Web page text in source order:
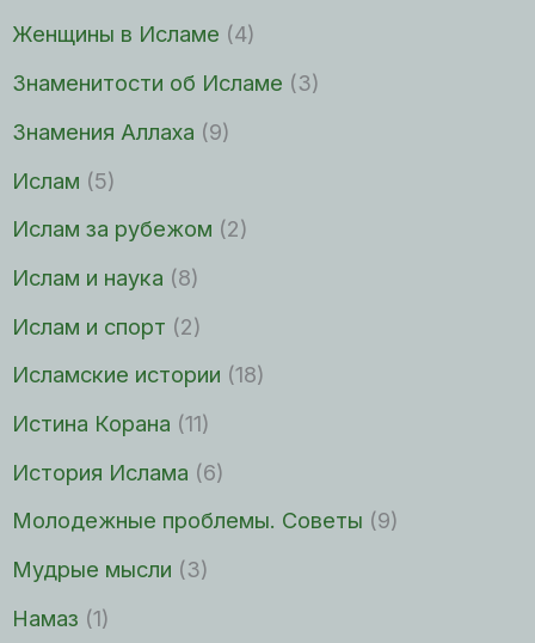
Женщины в Исламе (4)
Знаменитости об Исламе (3)
Знамения Аллаха (9)
Ислам (5)
Ислам за рубежом (2)
Ислам и наука (8)
Ислам и спорт (2)
Исламские истории (18)
Истина Корана (11)
История Ислама (6)
Молодежные проблемы. Советы (9)
Мудрые мысли (3)
Намаз (1)